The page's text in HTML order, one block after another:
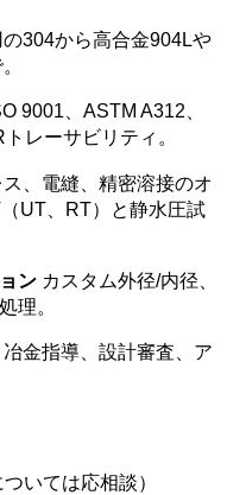
304から高合金904Lや
9001、ASTM A312、
レーサビリティ。
ス、電縫、精密溶接のオ
UT、RT）と静水圧試
ン カスタム外径/内径、
理。
冶金指導、設計審査、ア
いては応相談）